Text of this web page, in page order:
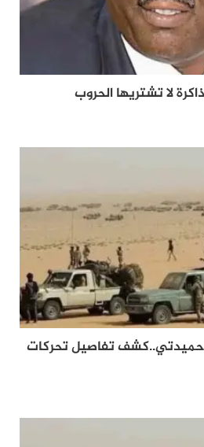
لا تشتريها الحروب
حميدتي..كشف تفاصيل تحركات